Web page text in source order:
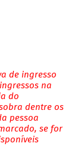
de ingresso
na
do
dentre os
pessoa
se for